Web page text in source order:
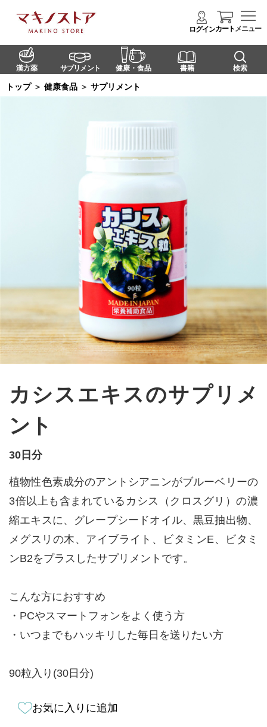
ログインカートメニュー
漢方薬 サプリメント 健康・食品 書籍 検索
トップ ＞ 健康食品 ＞ サプリメント
カシスエキスのサプリメ
ント
30日分
植物性色素成分のアントシアニンがブルーベリーの
3倍以上も含まれているカシス（クロスグリ）の濃
縮エキスに、グレープシードオイル、黒豆抽出物、
メグスリの木、アイブライト、ビタミンE、ビタミ
ンB2をプラスしたサプリメントです。
こんな方におすすめ
・PCやスマートフォンをよく使う方
・いつまでもハッキリした毎日を送りたい方
90粒入り(30日分)
お気に入りに追加